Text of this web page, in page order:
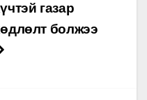
газар
болжээ